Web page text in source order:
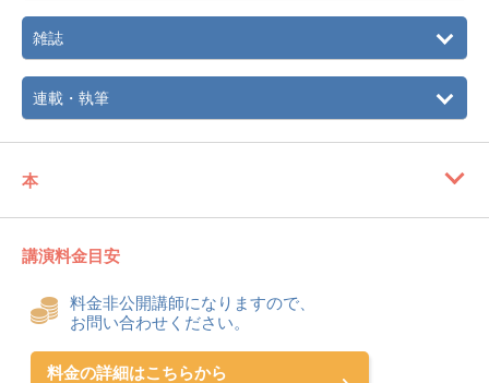
雑誌
連載・執筆
本
講演料金目安
料金非公開講師になりますので、
お問い合わせください。
料金の詳細はこちらから